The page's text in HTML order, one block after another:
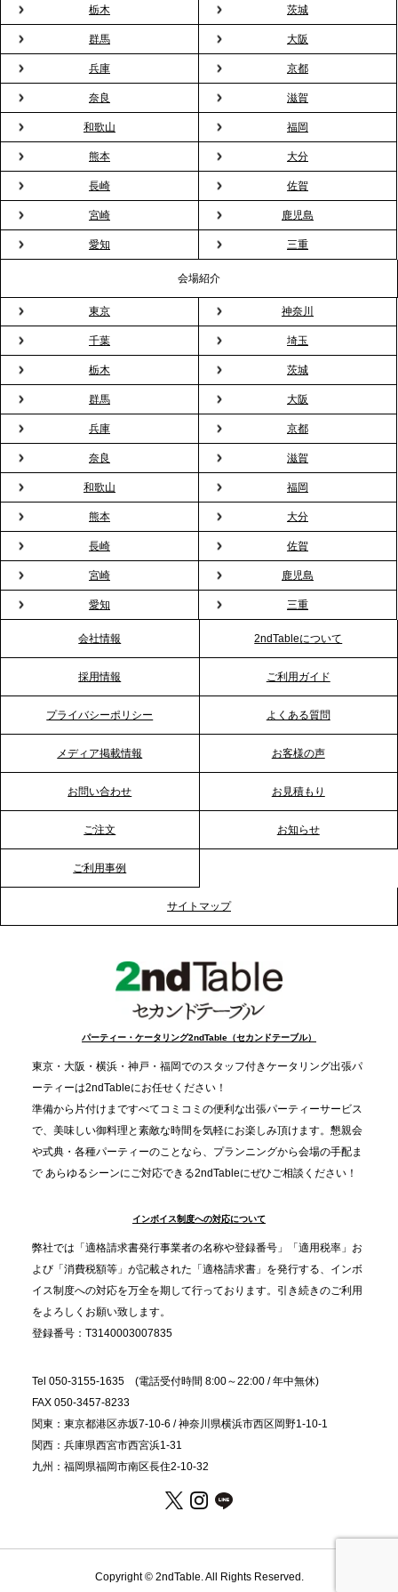
プレスリリースのご案内｜入社式の“そのまま懇親
会”が企業で広がる。 新入社員の交流を支える『オフ
ィスケータリング』という新しい活用法
2026.3.20
NHK「ニュースウオッチ9」で、2ndTable「室内花
2026.3.16
プレスリリースのご案内｜2026年、春の親睦は「花
粉レス」な室内花見。福利厚生としても注目され
る、快適で新しいお花見体験
2026.3.5
プレスリリースのご案内｜「室内お花見」の法人利
用が前年比4倍に急増。オフィスに桜が届く福利厚生
2026.2.13
プレスリリースのご案内｜オフィスが「１日限定の
バー」に！福利厚生・社内交流を格上げする《出張
バーテンダー》サービスを開始
2026.1.26
プレスリリースのご案内｜もう「義理チョコ」で悩
まない。職場のバレンタインをケータリングで“福利
厚生”化。採用にも効く新スタイルを提案
RKB毎日放送「RKB NEWS」で、2ndTable「恵方
巻きケータリング」が紹介されました
2026.1.20
ーションを活性化
2025.12.12
事提供を実施へ
TBS「Nスタ」で、2ndTable「1DISH」が紹介され
2025.11.21
プレスリリースのご案内｜忘年会は“移動時間ゼロ
分”の時代へ。法人注文が前年比5倍に伸びた「宅配
オードブル」が提案する、新しい乾杯文化
プレスリリースのご案内｜職場で完結する“忘年会・
納会ケータリング”が人気。幹事負担を軽減し、社内
コミュニケーションを促進
栃木 茨城
群馬 大阪
兵庫 京都
奈良 滋賀
和歌山 福岡
熊本 大分
長崎 佐賀
宮崎 鹿児島
愛知 三重
会場紹介
東京 神奈川
千葉 埼玉
栃木 茨城
群馬 大阪
兵庫 京都
奈良 滋賀
和歌山 福岡
熊本 大分
長崎 佐賀
宮崎 鹿児島
愛知 三重
会社情報 2ndTableについて
採用情報 ご利用ガイド
プライバシーポリシー よくある質問
メディア掲載情報 お客様の声
お問い合わせ お見積もり
ご注文 お知らせ
ご利用事例
サイトマップ
パーティー・ケータリング2ndTable（セカンドテーブル）
東京・大阪・横浜・神戸・福岡でのスタッフ付きケータリング出張パ
ーティーは2ndTableにお任せください！
準備から片付けまですべてコミコミの便利な出張パーティーサービス
で、美味しい御料理と素敵な時間を気軽にお楽しみ頂けます。懇親会
や式典・各種パーティーのことなら、プランニングから会場の手配ま
で あらゆるシーンにご対応できる2ndTableにぜひご相談ください！
インボイス制度への対応について
弊社では「適格請求書発行事業者の名称や登録番号」「適用税率」お
よび「消費税額等」が記載された「適格請求書」を発行する、インボ
イス制度への対応を万全を期して行っております。引き続きのご利用
をよろしくお願い致します。
登録番号：T3140003007835
Tel 050-3155-1635 (電話受付時間 8:00～22:00 / 年中無休)
FAX 050-3457-8233
関東：東京都港区赤坂7-10-6 / 神奈川県横浜市西区岡野1-10-1
関西：兵庫県西宮市西宮浜1-31
九州：福岡県福岡市南区長住2-10-32
Copyright © 2ndTable. All Rights Reserved.